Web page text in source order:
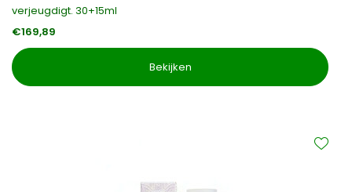
verjeugdigt. 30+15ml
€169,89
Bekijken